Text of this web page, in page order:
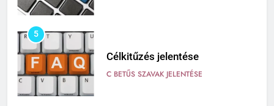
5
Célkitűzés jelentése
C BETŰS SZAVAK JELENTÉSE